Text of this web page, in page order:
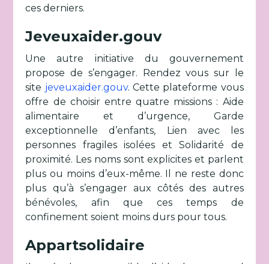
ces derniers.
Jeveuxaider.gouv
Une autre initiative du gouvernement
propose de s’engager. Rendez vous sur le
site jeveuxaider.gouv. Cette plateforme vous
offre de choisir entre quatre missions : Aide
alimentaire et d’urgence, Garde
exceptionnelle d’enfants, Lien avec les
personnes fragiles isolées et Solidarité de
proximité. Les noms sont explicites et parlent
plus ou moins d’eux-même. Il ne reste donc
plus qu’à s’engager aux côtés des autres
bénévoles, afin que ces temps de
confinement soient moins durs pour tous.
Appartsolidaire